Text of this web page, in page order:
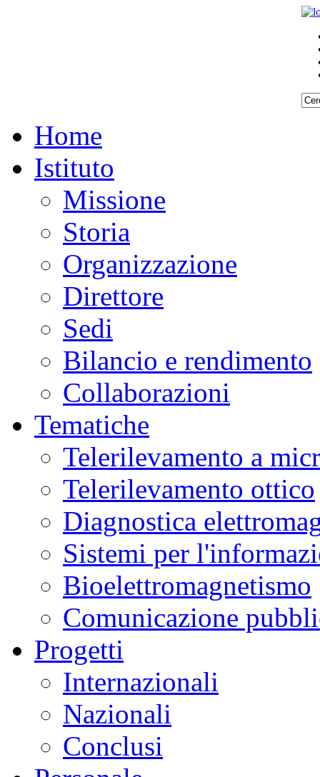
Home
Istituto
Missione
Storia
Organizzazione
Direttore
Sedi
Bilancio e rendimento
Collaborazioni
Tematiche
Telerilevamento a
Telerilevamento ottico
Diagnostica
Sistemi per
Bioelettromagnetismo
Comunicazione
Progetti
Internazionali
Nazionali
Conclusi